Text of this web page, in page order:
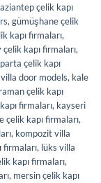
çelik kapı
, gümüşhane çelik
kapı firmaları,
kapı firmaları,
çelik kapı
door models, kale
çelik kapı
firmaları, kayseri
çelik kapı firmaları,
, kompozit villa
firmaları, lüks villa
kapı firmaları,
, mersin çelik kapı